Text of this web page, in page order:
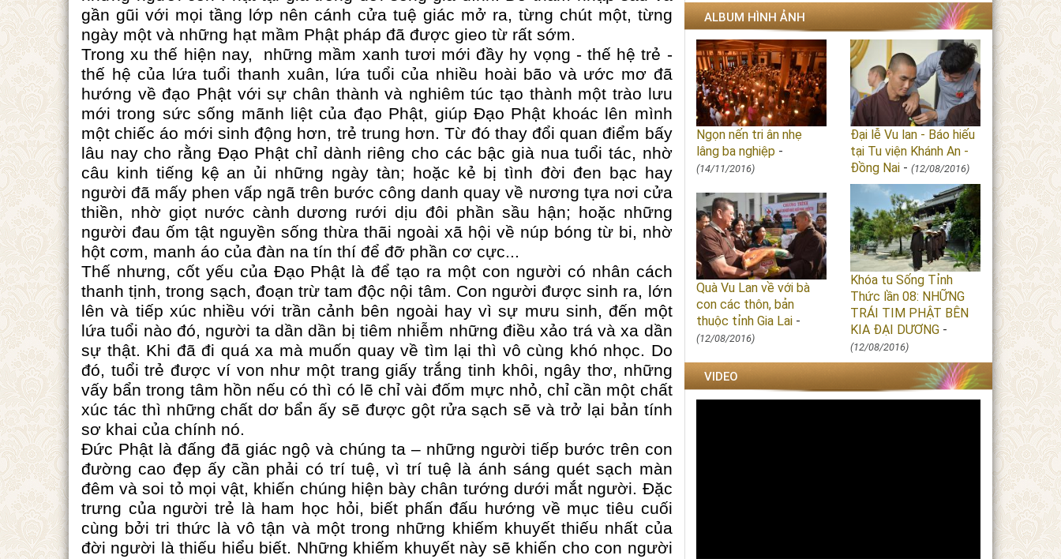
gần gũi với mọi tầng lớp nên cánh cửa tuệ giác mở ra, từng chút một, từng
ngày một và những hạt mầm Phật pháp đã được gieo từ rất sớm.
Trong xu thế hiện nay, những mầm xanh tươi mới đầy hy vọng - thế hệ trẻ -
thế hệ của lứa tuổi thanh xuân, lứa tuổi của nhiều hoài bão và ước mơ đã
hướng về đạo Phật với sự chân thành và nghiêm túc tạo thành một trào lưu
mới trong sức sống mãnh liệt của đạo Phật, giúp Đạo Phật khoác lên mình
một chiếc áo mới sinh động hơn, trẻ trung hơn. Từ đó thay đổi quan điểm bấy
lâu nay cho rằng Đạo Phật chỉ dành riêng cho các bậc già nua tuổi tác, nhờ
câu kinh tiếng kệ an ủi những ngày tàn; hoặc kẻ bị tình đời đen bạc hay
người đã mấy phen vấp ngã trên bước công danh quay về nương tựa nơi cửa
thiền, nhờ giọt nước cành dương rưới dịu đôi phần sầu hận; hoặc những
người đau ốm tật nguyền sống thừa thãi ngoài xã hội về núp bóng từ bi, nhờ
hột cơm, manh áo của đàn na tín thí để đỡ phần cơ cực...
Thế nhưng, cốt yếu của Đạo Phật là để tạo ra một con người có nhân cách
thanh tịnh, trong sạch, đoạn trừ tam độc nội tâm. Con người được sinh ra, lớn
lên và tiếp xúc nhiều với trần cảnh bên ngoài hay vì sự mưu sinh, đến một
lứa tuổi nào đó, người ta dần dần bị tiêm nhiễm những điều xảo trá và xa dần
sự thật. Khi đã đi quá xa mà muốn quay về tìm lại thì vô cùng khó nhọc. Do
đó, tuổi trẻ được ví von như một trang giấy trắng tinh khôi, ngây thơ, những
vấy bẩn trong tâm hồn nếu có thì có lẽ chỉ vài đốm mực nhỏ, chỉ cần một chất
xúc tác thì những chất dơ bẩn ấy sẽ được gột rửa sạch sẽ và trở lại bản tính
sơ khai của chính nó.
Đức Phật là đấng đã giác ngộ và chúng ta – những người tiếp bước trên con
đường cao đẹp ấy cần phải có trí tuệ, vì trí tuệ là ánh sáng quét sạch màn
đêm và soi tỏ mọi vật, khiến chúng hiện bày chân tướng dưới mắt người. Đặc
trưng của người trẻ là ham học hỏi, biết phấn đấu hướng về mục tiêu cuối
cùng bởi tri thức là vô tận và một trong những khiếm khuyết thiếu nhất của
đời người là thiếu hiểu biết. Những khiếm khuyết này sẽ khiến cho con người
ALBUM HÌNH ẢNH
Ngọn nến tri ân nhẹ
lâng ba nghiệp-
(14/11/2016)
Đại lễ Vu lan - Báo hiếu
tại Tu viện Khánh An -
Đồng Nai- (12/08/2016)
Quà Vu Lan về với bà
con các thôn, bản
thuộc tỉnh Gia Lai-
(12/08/2016)
Khóa tu Sống Tỉnh
Thức lần 08: NHỮNG
TRÁI TIM PHẬT BÊN
KIA ĐẠI DƯƠNG-
(12/08/2016)
VIDEO